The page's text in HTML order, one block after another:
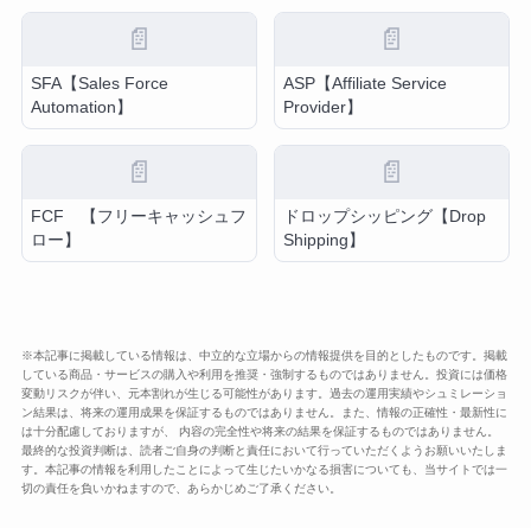
📄
SFA【Sales Force
Automation】
📄
ASP【Affiliate Service
Provider】
📄
FCF 【フリーキャッシュフ
ロー】
📄
ドロップシッピング【Drop
Shipping】
※本記事に掲載している情報は、中立的な立場からの情報提供を目的としたものです。掲載
している商品・サービスの購入や利用を推奨・強制するものではありません。投資には価格
変動リスクが伴い、元本割れが生じる可能性があります。過去の運用実績やシュミレーショ
ン結果は、将来の運用成果を保証するものではありません。また、情報の正確性・最新性に
は十分配慮しておりますが、 内容の完全性や将来の結果を保証するものではありません。
最終的な投資判断は、読者ご自身の判断と責任において行っていただくようお願いいたしま
す。本記事の情報を利用したことによって生じたいかなる損害についても、当サイトでは一
切の責任を負いかねますので、あらかじめご了承ください。